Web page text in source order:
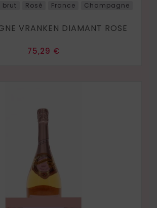
brut Rosé France Champagne
VRANKEN DIAMANT ROSE
Prix
75,29 €